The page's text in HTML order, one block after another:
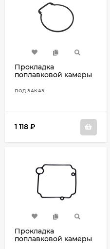
Прокладка
поплавковой камеры
14384-01
ПОД ЗАКАЗ
1 118 ₽
Прокладка
поплавковой камеры